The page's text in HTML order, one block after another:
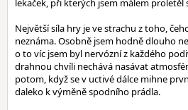
lekaček, při kterých jsem málem proletěl
Největší síla hry je ve strachu z toho,
neznáma. Osobně jsem hodně dlouho
o to víc jsem byl nervózní z každého
drahnou chvíli nechává nasávat
potom, když se v uctivé dálce mihne
daleko k výměně spodního prádla.